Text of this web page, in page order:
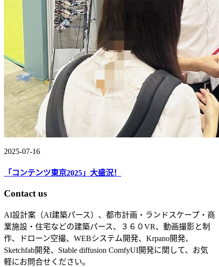
2025-07-16
「コンテンツ東京2025」大盛況！
Contact us
AI設計案（AI建築パース）、都市計画・ランドスケープ・商
業施設・住宅などの建築パース、３６０VR、動画撮影と制
作、ドローン空撮、WEBシステム開発、Krpano開発、
Sketchfab開発、Stable diffusion ComfyUI開発に関して、お気
軽にお問合せください。